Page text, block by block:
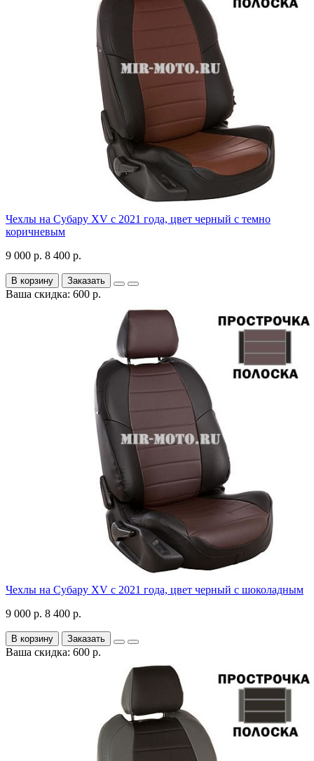
Чехлы на Субару XV с 2021 года, цвет черный с темно
коричневым
9 000 р. 8 400 р.
В корзину Заказать
Ваша скидка: 600 р.
Чехлы на Субару XV с 2021 года, цвет черный с шоколадным
9 000 р. 8 400 р.
В корзину Заказать
Ваша скидка: 600 р.